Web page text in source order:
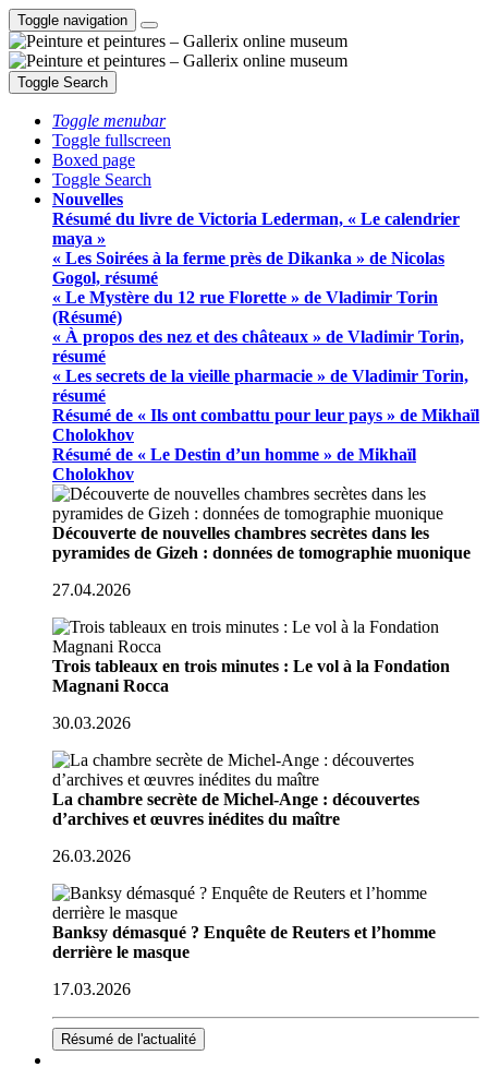
Toggle navigation
Toggle Search
Toggle menubar
Toggle fullscreen
Boxed page
Toggle Search
Nouvelles
Résumé du livre de Victoria Lederman, « Le calendrier
maya »
« Les Soirées à la ferme près de Dikanka » de Nicolas
Gogol, résumé
« Le Mystère du 12 rue Florette » de Vladimir Torin
(Résumé)
« À propos des nez et des châteaux » de Vladimir Torin,
résumé
« Les secrets de la vieille pharmacie » de Vladimir Torin,
résumé
Résumé de « Ils ont combattu pour leur pays » de Mikhaïl
Cholokhov
Résumé de « Le Destin d’un homme » de Mikhaïl
Cholokhov
Découverte de nouvelles chambres secrètes dans les
pyramides de Gizeh : données de tomographie muonique
27.04.2026
Trois tableaux en trois minutes : Le vol à la Fondation
Magnani Rocca
30.03.2026
La chambre secrète de Michel-Ange : découvertes
d’archives et œuvres inédites du maître
26.03.2026
Banksy démasqué ? Enquête de Reuters et l’homme
derrière le masque
17.03.2026
Résumé de l'actualité